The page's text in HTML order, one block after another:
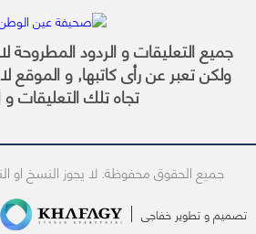
جميع التعليقات و الردود المطروحة
ولكن تعبر عن رأى كاتبها, و
تجاه تلك التعليقات و
جميع الحقوق محفوظة. لا يجوز النسخ او
تصميم و تطوير خفاجى